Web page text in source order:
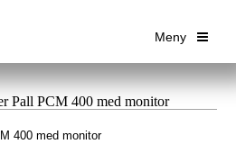
Meny
Pall PCM 400 med monitor
400 med monitor